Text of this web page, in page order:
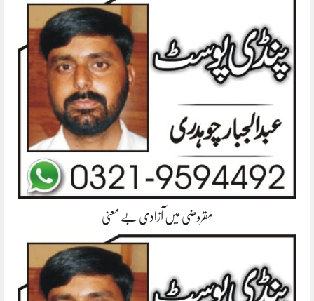
مقروضی میں آزادی بے معنی